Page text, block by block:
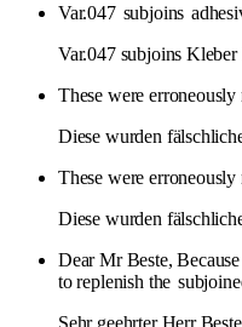
Var.047 subjoins
Var.047 subjoins Kleber
These were erroneously
Diese wurden
These were erroneously
Diese wurden
Dear Mr Beste,
to replenish the
Sehr geehrter Herr